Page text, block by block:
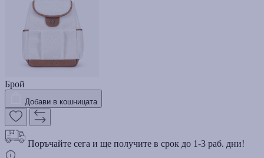
Брой
Добави в кошницата
Поръчайте сега и ще получите в срок до 1-3 раб. дни!